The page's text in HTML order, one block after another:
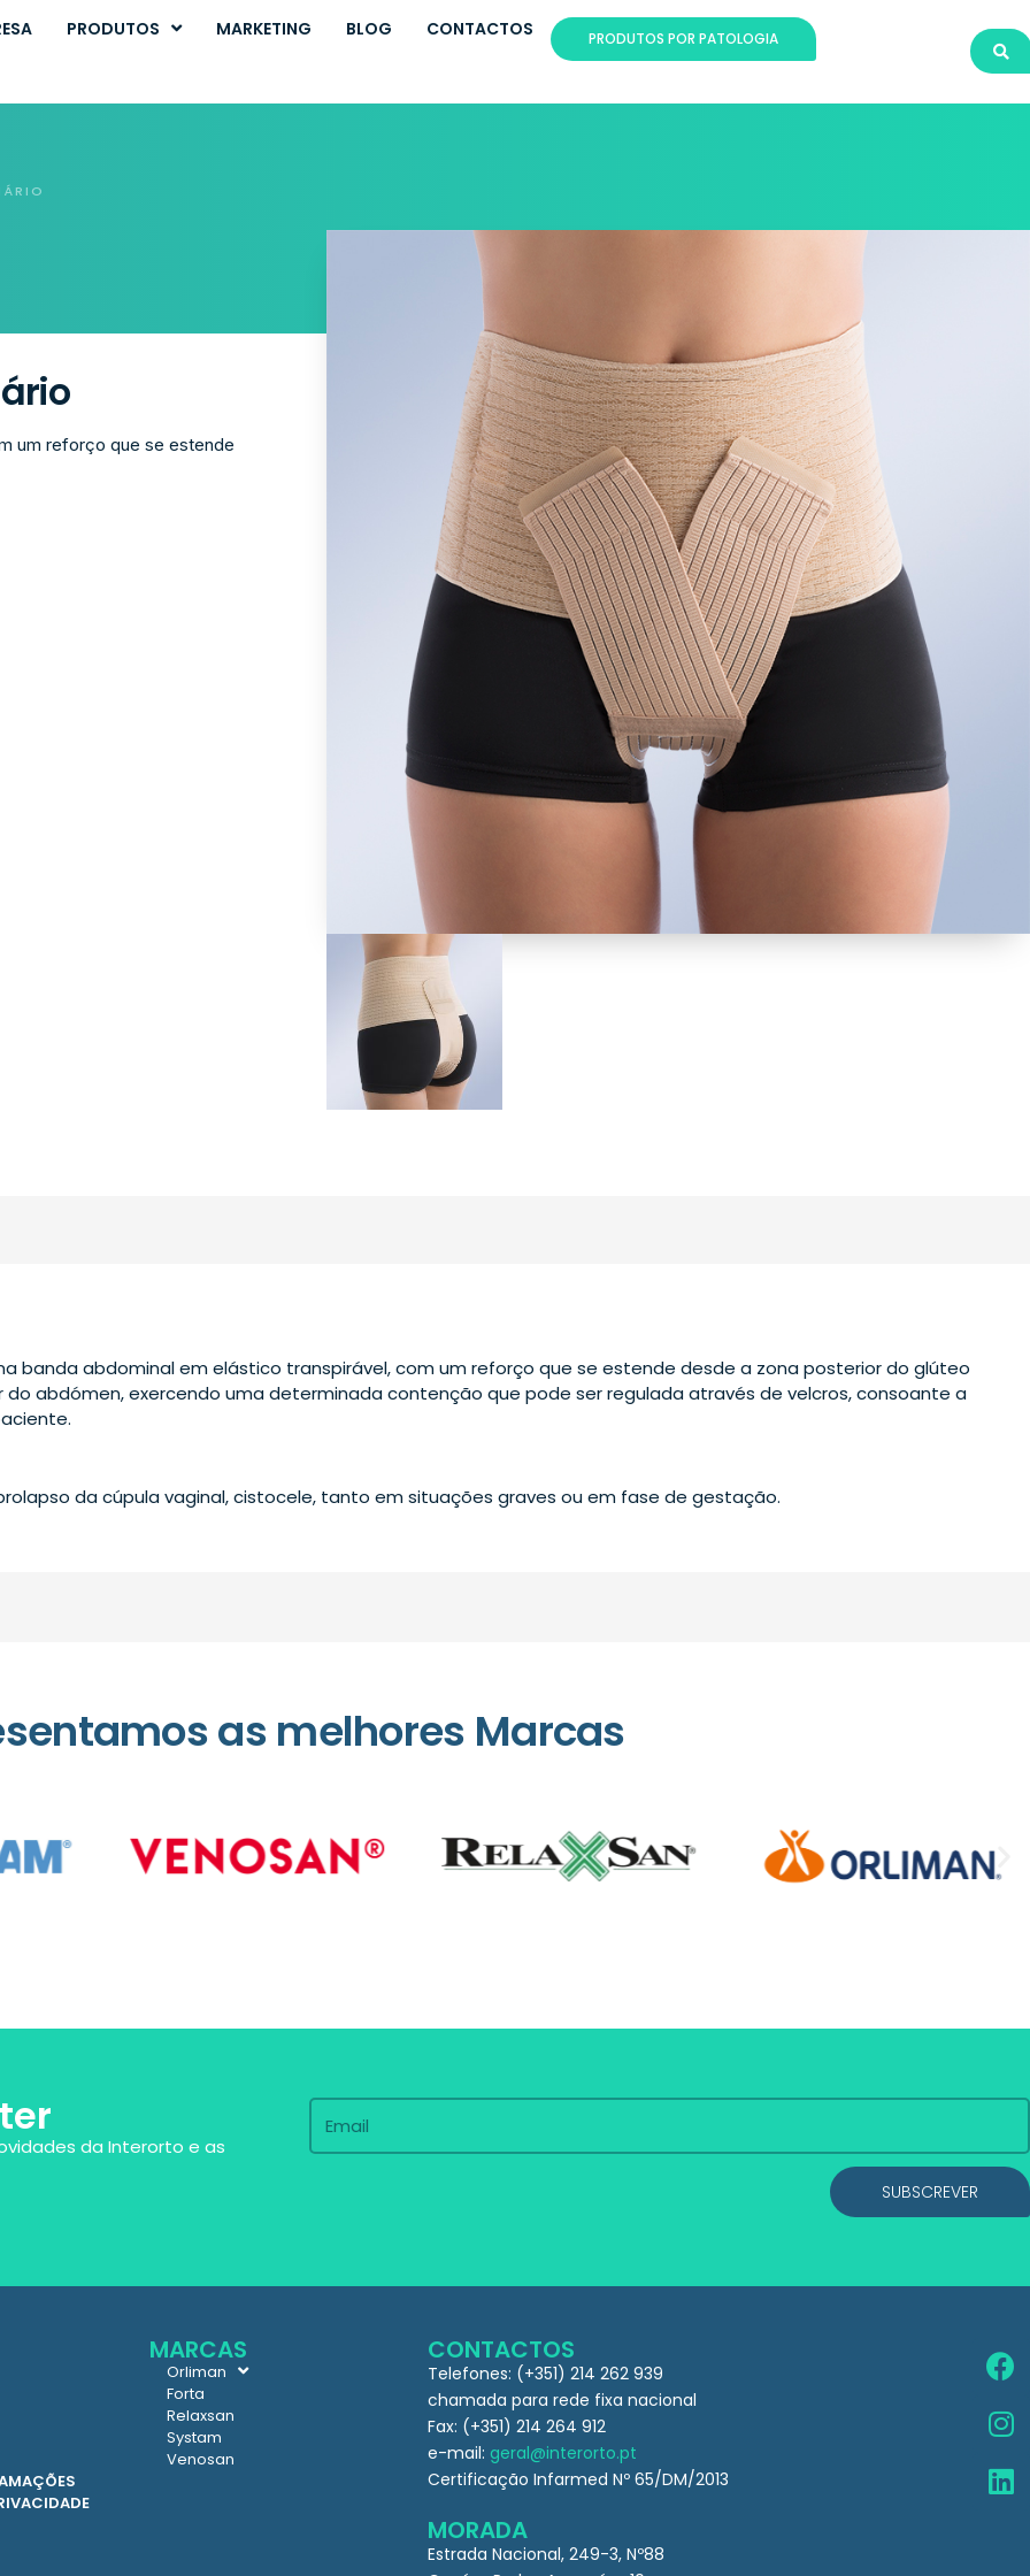
PRODUTOS MARKETING BLOG CONTACTOS PRODUTOS POR PATOLOGIA
um reforço que se estende
banda abdominal em elástico transpirável, com um reforço que se estende desde a zona posterior do glúteo
do abdómen, exercendo uma determinada contenção que pode ser regulada através de velcros, consoante a
da cúpula vaginal, cistocele, tanto em situações graves ou em fase de gestação.
as melhores Marcas
da Interorto e as
SUBSCREVER
MARCAS
Orliman
Forta
Relaxsan
Systam
Venosan
CONTACTOS
Telefones: (+351) 214 262 939
chamada para rede fixa nacional
Fax: (+351) 214 264 912
e-mail: geral@interorto.pt
Certificação Infarmed Nº 65/DM/2013
MORADA
Estrada Nacional, 249-3, Nº88